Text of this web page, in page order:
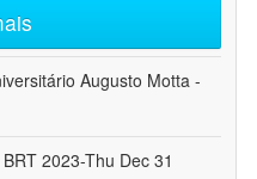
Augusto Motta -
2023-Thu Dec 31